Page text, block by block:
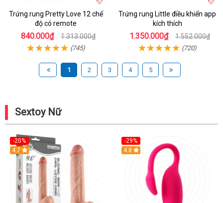
Trứng rung Pretty Love 12 chế
độ có remote
840.000₫ 1.313.000₫
(745)
Trứng rung Little điều khiển app
kích thích
1.350.000₫ 1.552.000₫
(720)
1 2 3 4 5
Sextoy Nữ
-20%
Hot
4.7
-29%
Hot
4.8